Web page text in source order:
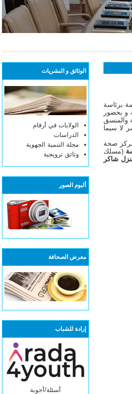
الوثائق و النشريات
الولايات في أرقام
الدراسات
مجلة التنمية الجهوية
وثائق ترويجية
ألبوم الصور
معرض الصحافة
إرادة للشباب
أسئلة/أجوبة
برئاسة
الجهة و بحضور
والمنسق
لا سيما
مركز صحة
(مسلك
شاكر